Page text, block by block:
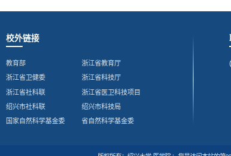
校外链接
教育部 浙江省教育厅
浙江省卫健委 浙江省科技厅
浙江省社科联 浙江省医卫科技项目
绍兴市社科联 绍兴市科技局
国家自然科学基金委 省自然科学基金委